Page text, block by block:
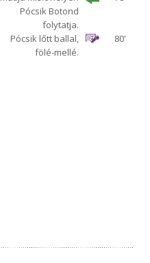
Pócsik Botond
folytatja.
80'
Pócsik lőtt ballal,
fölé-mellé.